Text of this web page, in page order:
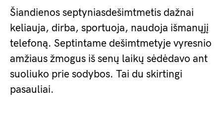
Šiandienos septyniasdešimtmetis dažnai
keliauja, dirba, sportuoja, naudoja išmanųjį
telefoną. Septintame dešimtmetyje vyresnio
amžiaus žmogus iš senų laikų sėdėdavo ant
suoliuko prie sodybos. Tai du skirtingi
pasauliai.